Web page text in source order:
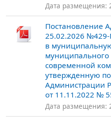
Дата размещения:
Постановление
25.02.2026
в
современной
утвержденную
Администрации
от 11.11.2022 №
Дата размещения: